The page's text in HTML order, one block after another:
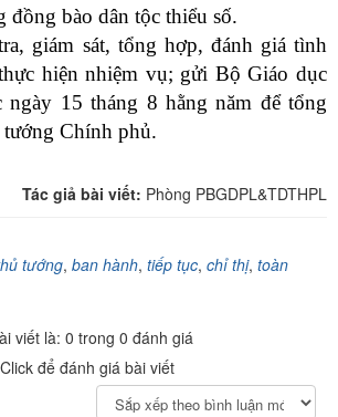
đồng bào dân tộc thiểu số.
giám sát, tổng hợp, đánh giá tình
hiện nhiệm vụ; gửi Bộ Giáo dục
15 tháng 8 hằng năm để tổng
Chính phủ.
Tác giả bài viết: Phòng PBGDPL&TDTHPL
tướng, ban hành, tiếp tục, chỉ thị, toàn
viết là: 0 trong 0 đánh giá
Click để đánh giá bài viết